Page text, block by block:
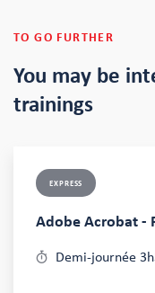
TO GO FURTHER
You may be
trainings
EXPRESS
Adobe Acrobat -
Demi-journée